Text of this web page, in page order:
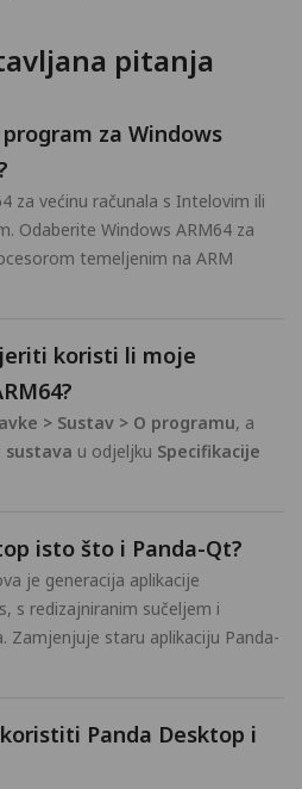
pitanja
za Windows
za većinu računala s Intelovim ili
Odaberite Windows ARM64 za
temeljenim na ARM
koristi li moje
> Sustav > O programu, a
sustava u odjeljku Specifikacije
isto što i Panda-Qt?
je generacija aplikacije
s redizajniranim sučeljem i
Zamjenjuje staru aplikaciju Panda-
Panda Desktop i